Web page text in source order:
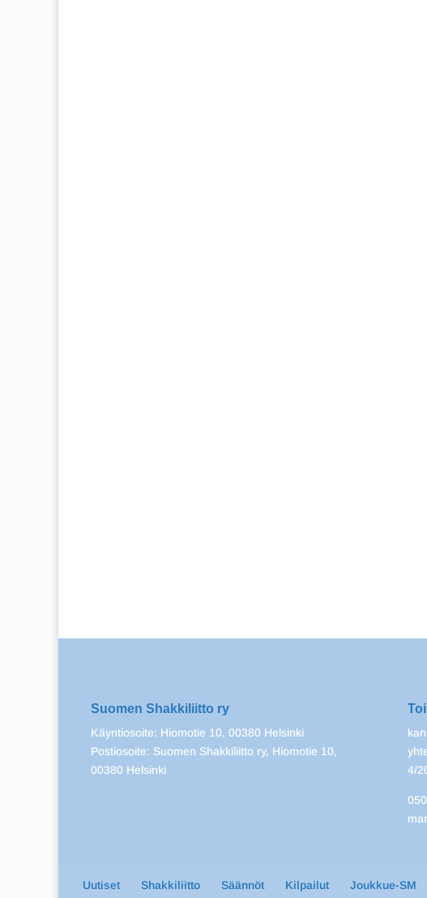
Suomen Shakkiliitto ry
Käyntiosoite: Hiomotie 10, 00380 Helsinki
Postiosoite: Suomen Shakkiliitto ry, Hiomotie 10,
00380 Helsinki
4/
Uutiset Shakkiliitto Säännöt Kilpailut Joukkue-SM